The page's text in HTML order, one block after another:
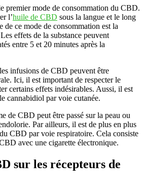
premier mode de consommation du CBD.
l’huile de CBD sous la langue et le long
de ce mode de consommation est la
effets de la substance peuvent
entre 5 et 20 minutes après la
infusions de CBD peuvent être
Ici, il est important de respecter le
certains effets indésirables. Aussi, il est
cannabidiol par voie cutanée.
de CBD peut être passé sur la peau ou
Par ailleurs, il est de plus en plus
CBD par voie respiratoire. Cela consiste
avec une cigarette électronique.
sur les récepteurs de